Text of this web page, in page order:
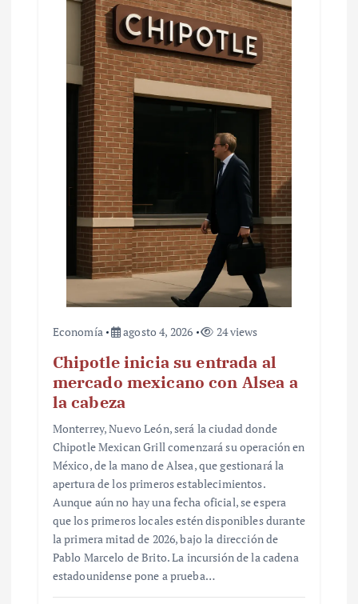
Economía agosto 4, 2026 24 views
Chipotle inicia su entrada al
mercado mexicano con Alsea a
la cabeza
Monterrey, Nuevo León, será la ciudad donde
Chipotle Mexican Grill comenzará su operación en
México, de la mano de Alsea, que gestionará la
apertura de los primeros establecimientos.
Aunque aún no hay una fecha oficial, se espera
que los primeros locales estén disponibles durante
la primera mitad de 2026, bajo la dirección de
Pablo Marcelo de Brito. La incursión de la cadena
estadounidense pone a prueba…